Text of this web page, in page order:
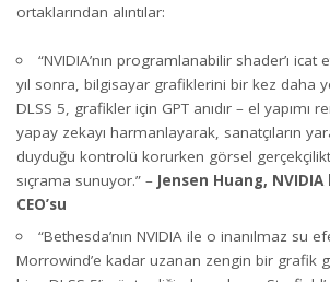
ortaklarından alıntılar:
“NVIDIA’nın programlanabilir shader’ı
yıl sonra, bilgisayar grafiklerini bir kez daha
DLSS 5, grafikler için GPT anıdır – el yapımı
yapay zekayı harmanlayarak, sanatçıların
duyduğu kontrolü korurken görsel
sıçrama sunuyor.” – Jensen Huang,
CEO’su
“Bethesda’nın NVIDIA ile o inanılmaz su
Morrowind’e kadar uzanan zengin bir grafik